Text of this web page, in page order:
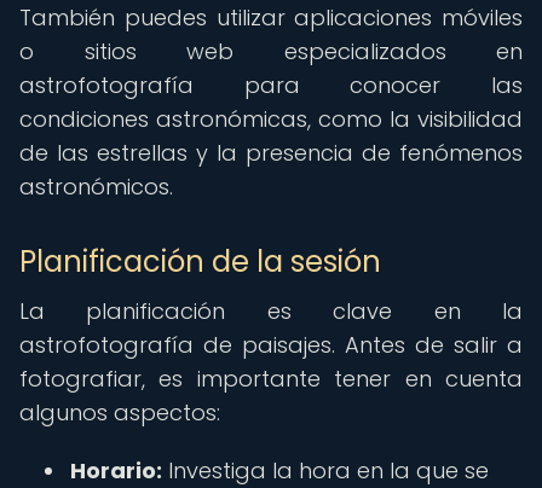
También puedes utilizar aplicaciones móviles
o sitios web especializados en
astrofotografía para conocer las
condiciones astronómicas, como la visibilidad
de las estrellas y la presencia de fenómenos
astronómicos.
Planificación de la sesión
La planificación es clave en la
astrofotografía de paisajes. Antes de salir a
fotografiar, es importante tener en cuenta
algunos aspectos:
Horario: Investiga la hora en la que se